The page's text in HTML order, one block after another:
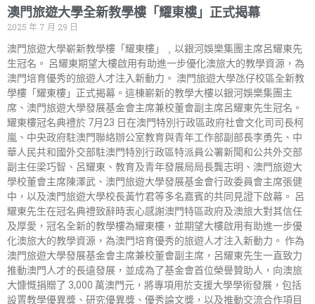
澳門旅遊大學全新教學樓「耀東樓」正式揭幕
2025 年 7 月 29 日
澳門旅遊大學嶄新教學樓「耀東樓」﹐以銀河娛樂集團主席呂耀東先
生冠名。 呂耀東期望大樓啟用有助進一步優化澳旅大的教學資源，為
澳門培育優秀的旅遊人才注入新動力。 澳門旅遊大學氹仔校區全新教
學樓「耀東樓」正式揭幕。這棟嶄新的教學大樓以銀河娛樂集團主
席、澳門旅遊大學發展基金會主席兼校董會副主席呂耀東先生冠名。
耀東樓冠名典禮於 7月23 日在澳門特別行政區政府社會文化司司長柯
嵐、中央政府駐澳門聯絡辦公室教育與青年工作部副部長李勇先、中
華人民共和國外交部駐澳門特別行政區特派員公署新聞和公共外交部
副主任梁巧智、呂耀東、教育及青年發展局局長龔志明、澳門旅遊大
學校董會主席陳澤武、澳門旅遊大學發展基金會行政委員會主席張健
中，以及澳門旅遊大學校長黃竹君等多名嘉賓的共同見證下啟幕。 呂
耀東先生在冠名典禮致辭時衷心感謝澳門特區政府及澳旅大對其信任
及厚愛，冠名全新的教學樓為耀東樓，並期望大樓啟用有助進一步優
化澳旅大的教學資源，為澳門培育優秀的旅遊人才注入新動力。 作為
澳門旅遊大學發展基金會主席兼校董會副主席，呂耀東先生一直致力
推動澳門人才的長遠發展，並成為了基金會首位榮譽贊助人，向澳旅
大慷慨捐贈了 3,000 萬澳門元，將專項用於支援大學學術發展，包括
設置教學優異獎、研究優異獎、優秀論文獎，以及推動交流合作項目